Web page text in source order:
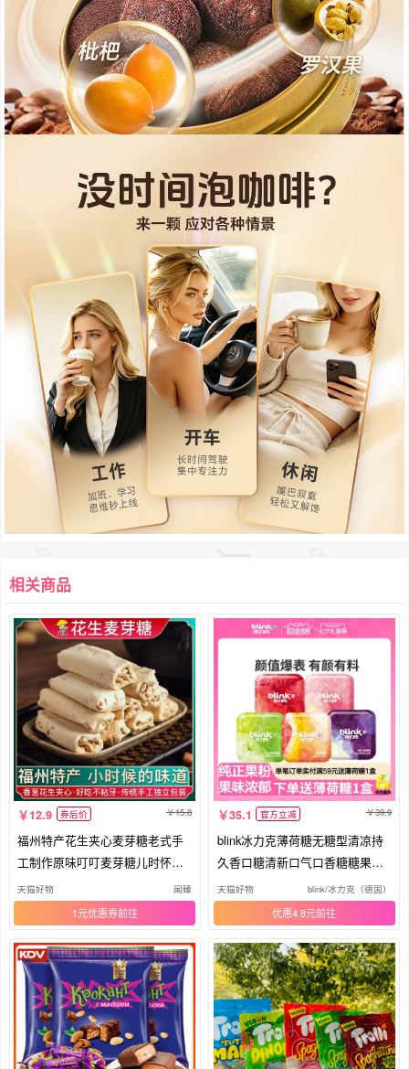
相关商品
12.9 券后价 15.8
福州特产花生夹心麦芽糖老式手
工制作原味叮叮麦芽糖儿时怀旧
零食
天猫好物 闽臻
1元优惠券
35.1 官方立减 39.9
blink冰力克薄荷糖无糖型清凉持
久香口糖清新口气口香糖糖果零
食
天猫好物 blink/冰力克（德国）
优惠4.8元